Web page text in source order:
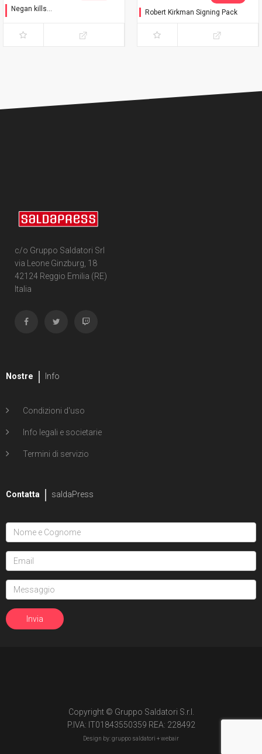
Negan kills... Robert Kirkman Signing Pack
c/o Gruppo Saldatori Srl
via Leone Ginzburg, 18
42124 Reggio Emilia (RE)
Italia
Nostre Info
Condizioni d'uso
Info legali e societarie
Termini di servizio
Contatta saldaPress
Copyright © Gruppo Saldatori S.r.l.
P.IVA: IT01843550359 REA: 228492
Design by: gruppo saldatori +webair